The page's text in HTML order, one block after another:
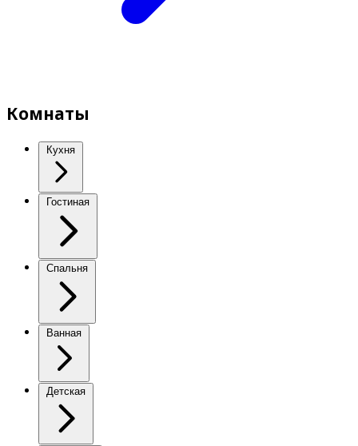
Комнаты
Кухня
Гостиная
Спальня
Ванная
Детская